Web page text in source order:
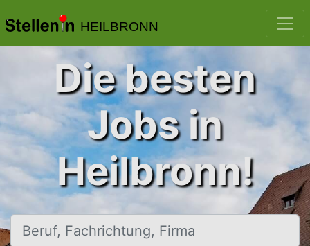
HEILBRONN
Die besten
Jobs in
Heilbronn!
Beruf, Fachrichtung, Firma